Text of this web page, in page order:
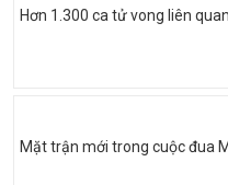
Hơn 1.300 ca tử vong liên
Mặt trận mới trong cuộc đua